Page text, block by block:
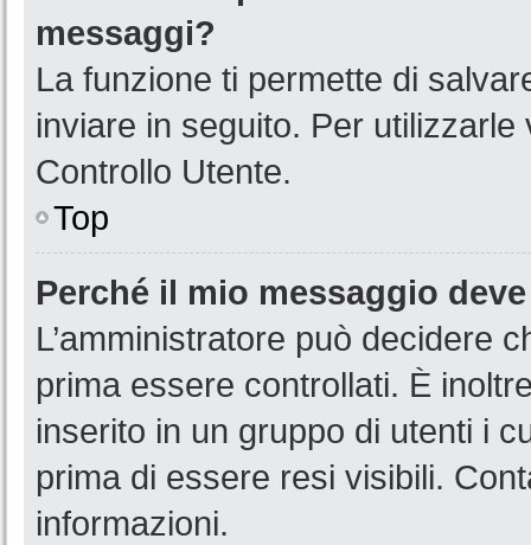
messaggi?
La funzione ti permette di
inviare in seguito. Per utilizzarle
Controllo Utente.
Top
Perché il mio messaggio
L’amministratore può decidere
prima essere controllati. È
inserito in un gruppo di utenti i
prima di essere resi visibili.
informazioni.